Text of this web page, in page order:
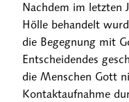
Nachdem im letzten
Hölle behandelt
die Begegnung mit
Entscheidendes
die Menschen Gott
Kontaktaufnahme